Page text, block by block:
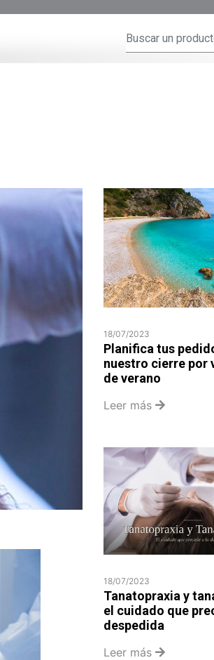
18/07/2023
Planifica tus
nuestro cierre por
de verano
Leer más
18/07/2023
Tanatopraxia y
el cuidado que
despedida
Leer más